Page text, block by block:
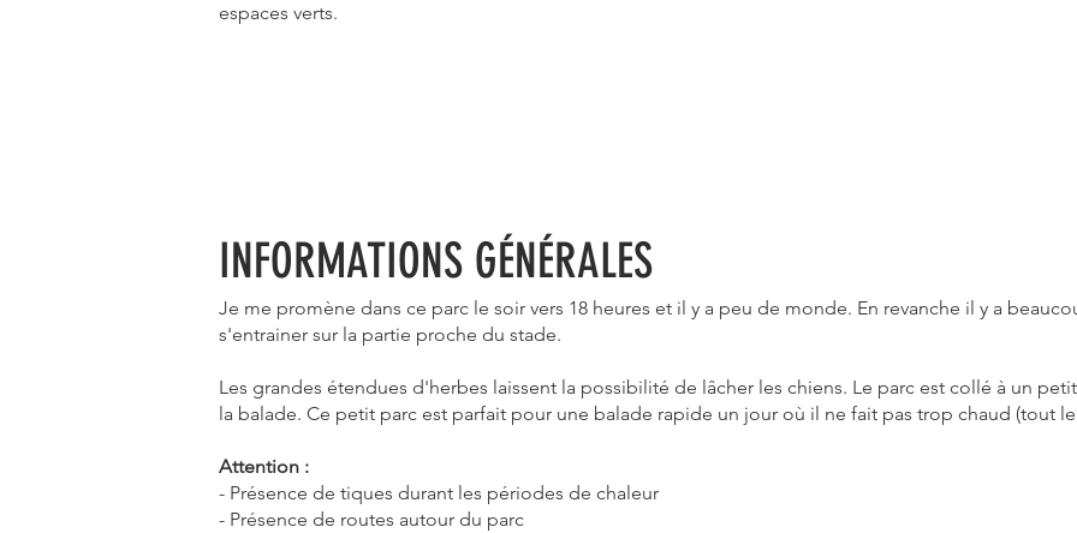
espaces verts.
INFORMATIONS GÉNÉRALES
Je me promène dans ce parc le soir vers 18 heures et il y a peu de monde. En revanche il y a
s'entrainer sur la partie proche du stade.
Les grandes étendues d'herbes laissent la possibilité de lâcher les chiens. Le parc est collé à un
la balade. Ce petit parc est parfait pour une balade rapide un jour où il ne fait pas trop chaud (tout
Attention :
- Présence de tiques durant les périodes de chaleur
- Présence de routes autour du parc